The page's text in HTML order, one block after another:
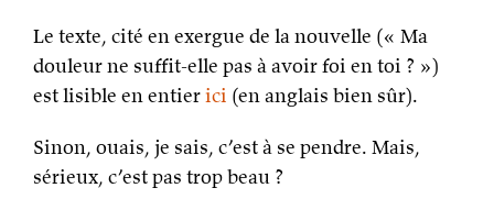
Le texte, cité en exergue de la nouvelle (« Ma
douleur ne suffit-elle pas à avoir foi en toi ? »)
est lisible en entierici (en anglais bien sûr).
Sinon, ouais, je sais, c’est à se pendre. Mais,
sérieux, c’est pas trop beau ?